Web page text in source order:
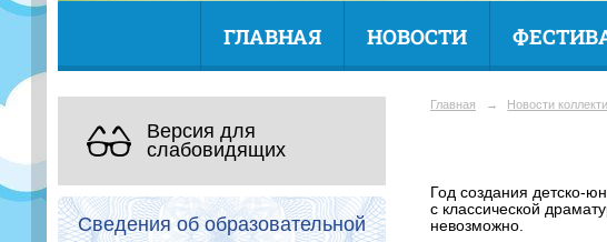
ГЛАВНАЯ НОВОСТИ
Версия для
слабовидящих
Сведения об образовательной
Главная → Новости
Год создания детско-
с классической
невозможно.